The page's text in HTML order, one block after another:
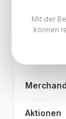
Liquids
Aktionen
Mit der
können